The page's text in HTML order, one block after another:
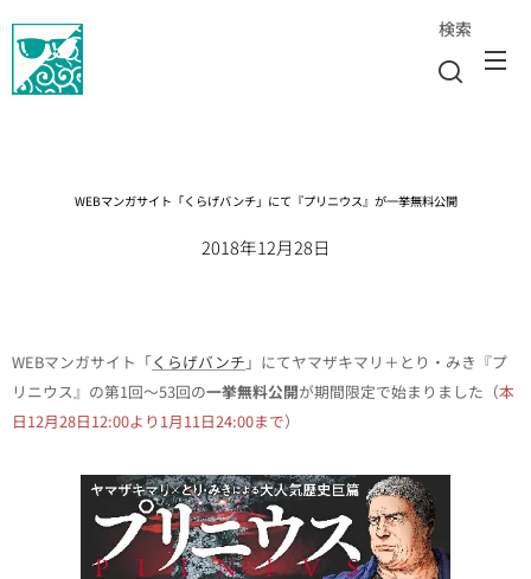
検索
WEBマンガサイト「くらげバンチ」にて『プリニウス』が一挙無料公開
2018年12月28日
WEBマンガサイト「くらげバンチ 」にてヤマザキマリ＋とり・みき『プ
リニウス』の第1回〜53回の一挙無料公開が期間限定で始まりました（本
日12月28日12:00より1月11日24:00まで）